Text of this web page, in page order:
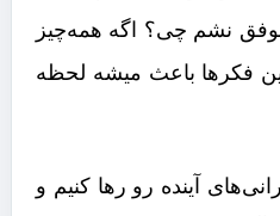
نشم چی؟ اگه همه‌چیز
فکرها باعث میشه لحظه
آینده رو رها کنیم و